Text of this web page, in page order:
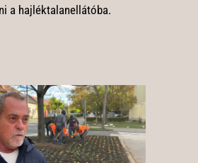
a hajléktalanellátóba.